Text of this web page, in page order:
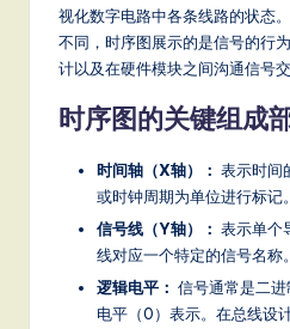
视化数字电路中各条线路的状态
不同，时序图展示的是信号的行
计以及在硬件模块之间沟通信号交
时序图的关键组成
时间轴（X轴）： 表示时间
或时钟周期为单位进行标记。
信号线（Y轴）： 表示单个
线对应一个特定的信号名称。
逻辑电平： 信号通常是二
电平（0）表示。在总线设